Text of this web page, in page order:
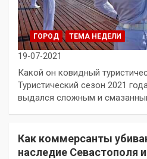
ГОРОД ТЕМА НЕДЕЛИ
19-07-2021
Какой он ковидный
Туристический сезон 2021
выдался сложным и
Как коммерсанты
наследие Севастополя